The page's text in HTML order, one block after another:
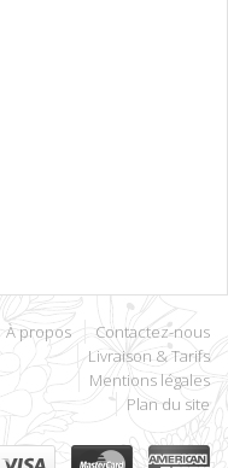
À propos
Contactez-nous
Livraison & Tarifs
Mentions légales
Plan du site